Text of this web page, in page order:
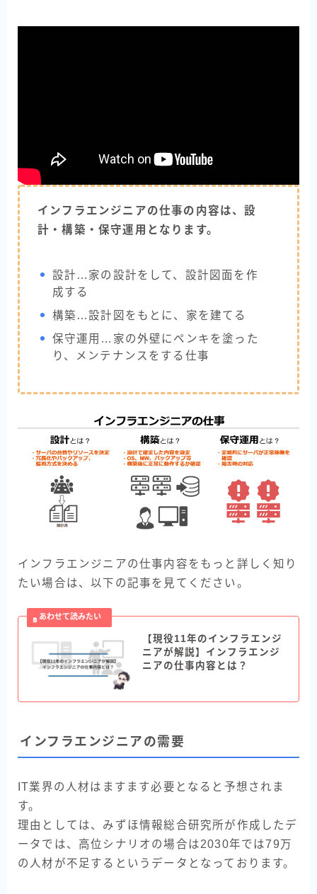
インフラエンジニアの仕事の内容は、設
計・構築・保守運用となります。
設計…家の設計をして、設計図面を作
成する
構築…設計図をもとに、家を建てる
保守運用…家の外壁にペンキを塗った
り、メンテナンスをする仕事
インフラエンジニアの仕事内容をもっと詳しく知り
たい場合は、以下の記事を見てください。
【現役11年のインフラエンジ
ニアが解説】インフラエンジ
ニアの仕事内容とは？
インフラエンジニアの需要
IT業界の人材はますます必要となると予想されま
す。
理由としては、みずほ情報総合研究所が作成したデ
ータでは、高位シナリオの場合は2030年では79万
の人材が不足するというデータとなっております。